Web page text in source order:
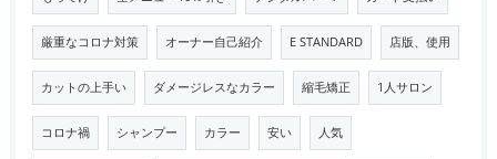
厳重なコロナ対策 オーナー自己紹介 E STANDARD 店版、使用
カットの上手い ダメージレスなカラー 縮毛矯正 1人サロン
コロナ禍 シャンプー カラー 安い 人気